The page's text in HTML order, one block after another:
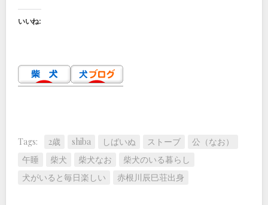
いいね:
Tags: 2歳 shiba しばいぬ ストーブ
公（なお）
午睡
柴犬 柴犬なお
柴犬のいる暮らし
犬がいると毎日楽しい
赤根川辰巳荘出身